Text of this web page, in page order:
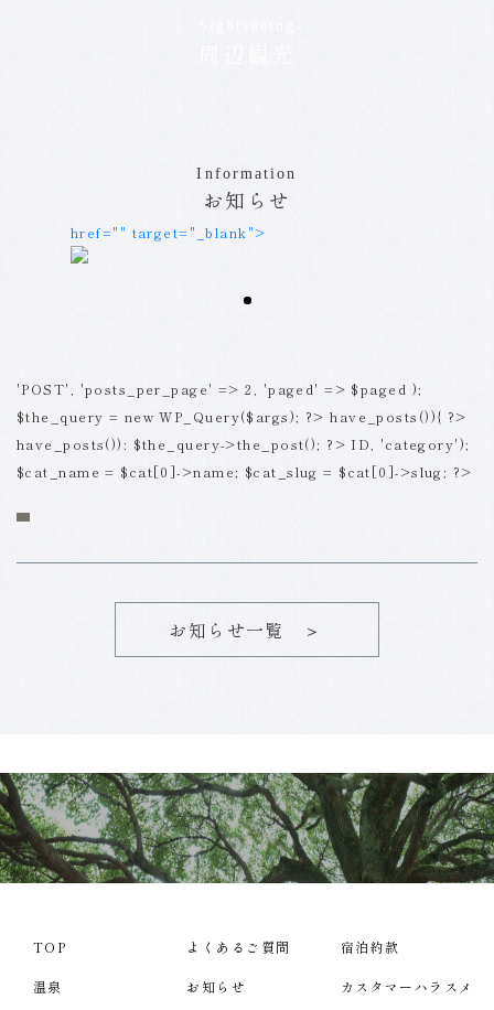
Information
お知らせ
href=" " target="_blank">
'POST', 'posts_per_page' => 2, 'paged' => $paged );
$the_query = new WP_Query($args); ?>have_posts()){ ?>
have_posts()): $the_query->the_post(); ?> ID, 'category');
$cat_name = $cat[0]->name; $cat_slug = $cat[0]->slug; ?>
お知らせ一覧 ＞
TOP
温泉
よくあるご質問
お知らせ
宿泊約款
カスタマーハラスメ